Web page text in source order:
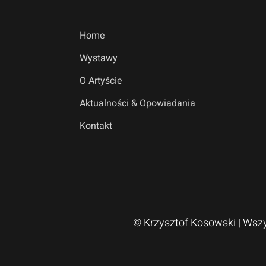
Home
Wystawy
O Artyście
Aktualności & Opowiadania
Kontakt
© Krzysztof Kosowski |